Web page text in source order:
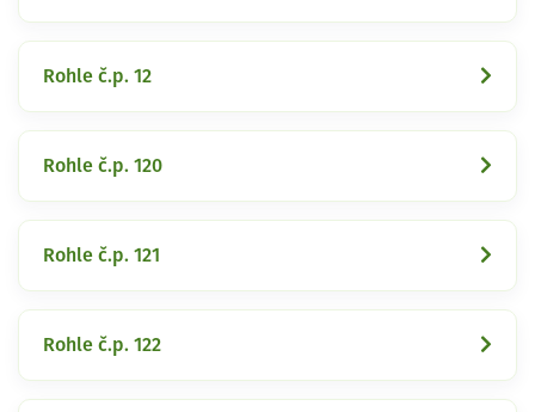
Rohle č.p. 12
Rohle č.p. 120
Rohle č.p. 121
Rohle č.p. 122